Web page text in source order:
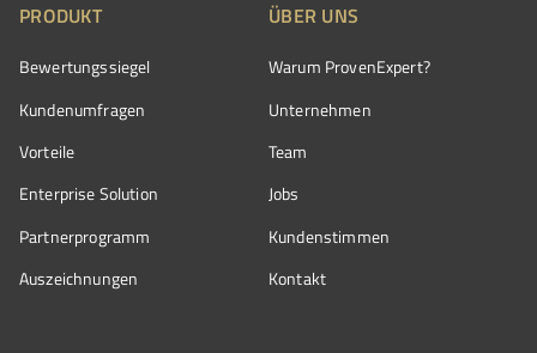
PRODUKT
Bewertungssiegel
Kundenumfragen
Vorteile
Enterprise Solution
Partnerprogramm
Auszeichnungen
ÜBER UNS
Warum ProvenExpert?
Unternehmen
Team
Jobs
Kundenstimmen
Kontakt